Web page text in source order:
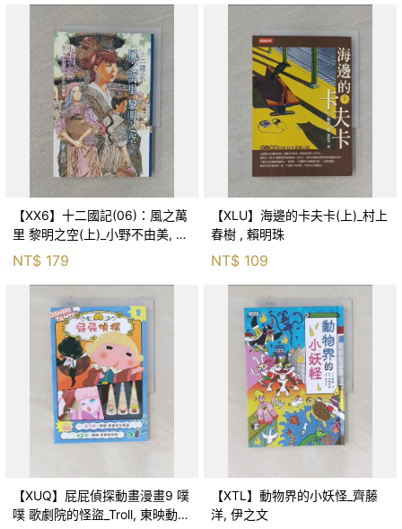
【XX6】十二國記(06)：風之萬
里 黎明之空(上)_小野不由美, 王
蘊潔
NT$ 179
【XLU】海邊的卡夫卡(上)_村上
春樹 , 賴明珠
NT$ 109
【XUQ】屁屁偵探動畫漫畫9 噗
噗 歌劇院的怪盜_Troll, 東映動畫
【XTL】動物界的小妖怪_齊藤
洋, 伊之文